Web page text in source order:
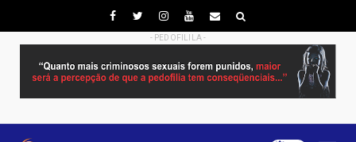
- PEDOFILILA -